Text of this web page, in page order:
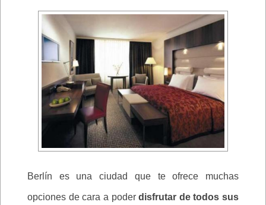
Berlín es una ciudad que te ofrece muchas
opciones de cara a poderdisfrutar de todos sus